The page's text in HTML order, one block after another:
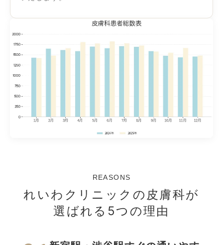
REASONS
れいわクリニックの皮膚科が
選ばれる5つの理由